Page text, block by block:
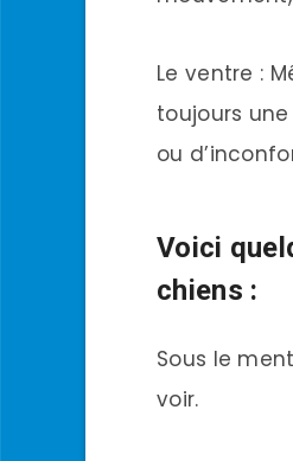
Le ventre :
toujours
ou
Voici
chiens :
Sous le
voir.